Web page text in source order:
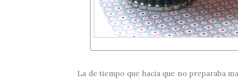
La de tiempo que hacia que no preparaba